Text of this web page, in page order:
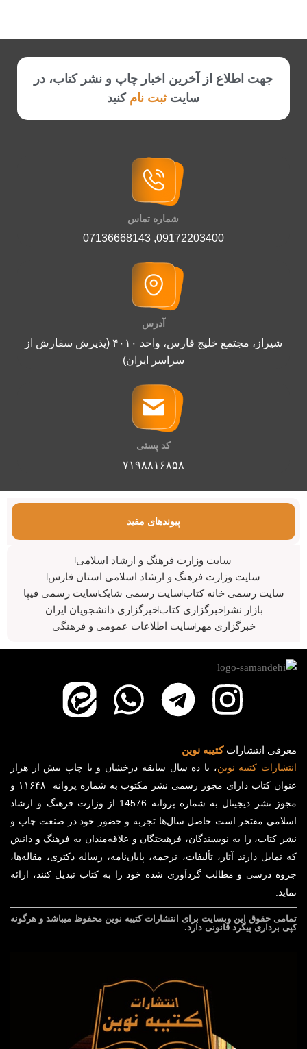
جهت اطلاع از آخرین اخبار چاپ و نشر کتاب، در
سایتثبت نام کنید
شماره تماس
09172203400
,
07136668143
آدرس
شیراز، مجتمع خلیج فارس، واحد ۴۰۱۰ (پذیرش سفارش از
سراسر ایران)
کد پستی
۷۱۹۸۸۱۶۸۵۸
پیوندهای مفید
سایت وزارت فرهنگ و ارشاد اسلامی
سایت وزارت فرهنگ و ارشاد اسلامی استان فارس
سایت رسمی خانه کتابسایت رسمی شابکسایت رسمی فیپا
بازار نشرخبرگزاری کتابخبرگزاری دانشجویان ایران
خبرگزاری مهرسایت اطلاعات عمومی و فرهنگی
معرفی انتشاراتکتیبه نوین
انتشارات کتیبه نوین، با ده سال سابقه درخشان و با چاپ بیش از هزار
عنوان کتاب دارای مجوز رسمی نشر مکتوب به شماره پروانه ۱۱۶۴۸ و
مجوز نشر دیجیتال به شماره پروانه 14576 از وزارت فرهنگ و ارشاد
اسلامی مفتخر است حاصل سال‌ها تجربه و حضور خود در صنعت چاپ و
نشر کتاب، را به نویسندگان، فرهیختگان و علاقه‌مندان به فرهنگ و دانش
که تمایل دارند آثار، تألیفات، ترجمه، پایان‌نامه، رساله دکتری، مقاله‌ها،
جزوه درسی و مطالب گردآوری شده خود را به کتاب تبدیل کنند، ارائه
نماید.
تمامی حقوق این وبسایت برای انتشارات کتیبه نوین محفوظ میباشد و هرگونه
کپی برداری پیگرد قانونی دارد.